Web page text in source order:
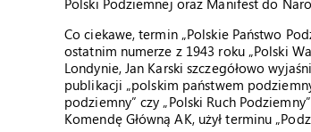
Polski Podziemnej oraz Manifest do
Co ciekawe, termin „Polskie Państwo
ostatnim numerze z 1943 roku „Polski
Londynie, Jan Karski szczegółowo
publikacji „polskim państwem
podziemny” czy „Polski Ruch
Komendę Główną AK, użył terminu